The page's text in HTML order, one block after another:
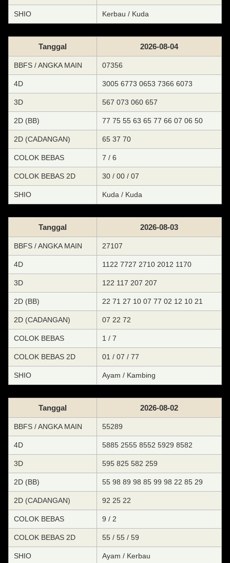
SHIO Kerbau / Kuda
Tanggal 2026-08-04
BBFS / ANGKA MAIN 07356
4D 3005 6773 0653 7366 6073
3D 567 073 060 657
2D (BB) 77 75 55 63 65 77 66 07 06 50
2D (CADANGAN) 65 37 70
COLOK BEBAS 7 / 6
COLOK BEBAS 2D 30 / 00 / 07
SHIO Kuda / Kuda
Tanggal 2026-08-03
BBFS / ANGKA MAIN 27107
4D 1122 7727 2710 2012 1170
3D 122 117 207 207
2D (BB) 22 71 27 10 07 77 02 12 10 21
2D (CADANGAN) 07 22 72
COLOK BEBAS 1 / 7
COLOK BEBAS 2D 01 / 07 / 77
SHIO Ayam / Kambing
Tanggal 2026-08-02
BBFS / ANGKA MAIN 55289
4D 5885 2555 8552 5929 8582
3D 595 825 582 259
2D (BB) 55 98 89 98 85 99 98 22 85 29
2D (CADANGAN) 92 25 22
COLOK BEBAS 9 / 2
COLOK BEBAS 2D 55 / 55 / 59
SHIO Ayam / Kerbau